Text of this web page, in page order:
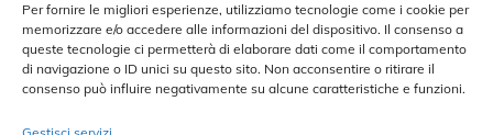
Per fornire le migliori esperienze, utilizziamo tecnologie come i cookie per
memorizzare e/o accedere alle informazioni del dispositivo. Il consenso a
queste tecnologie ci permetterà di elaborare dati come il comportamento
di navigazione o ID unici su questo sito. Non acconsentire o ritirare il
consenso può influire negativamente su alcune caratteristiche e funzioni.
Contatti
Privacy Policy